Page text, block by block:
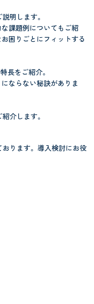
明します。
課題例についてもご紹
困りごとにフィットする
長をご紹介。
ならない秘訣がありま
介します。
ります。導入検討にお役